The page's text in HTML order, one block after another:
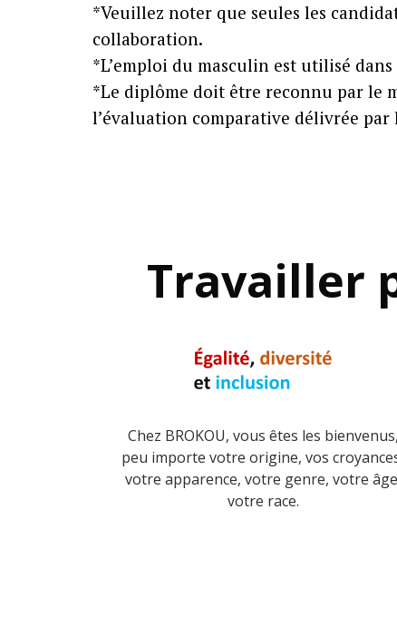
*Veuillez noter que seules les
collaboration.
*L’emploi du masculin est utilisé
*Le diplôme doit être reconnu par le
l’évaluation comparative délivrée
Travailler
Chez BROKOU, vous êtes les bienvenus,
peu importe votre origine, vos
votre apparence, votre genre, votre
votre race.